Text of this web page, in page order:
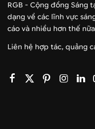
RGB - Cộng đồng Sáng
dạng về các lĩnh vực
cáo và nhiều hơn thế
Liên hệ hợp tác, quảng